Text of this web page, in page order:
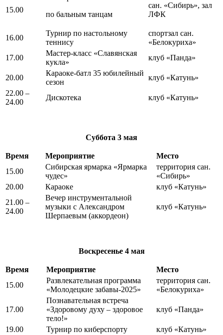
15.00
по бальным танцам
сан. «Сибирь», зал
ЛФК
16.00
Турнир по настольному
теннису
спортзал сан.
«Белокуриха»
17.00
Мастер-класс «Славянская
кукла»
клуб «Панда»
20.00
Караоке-батл 35 юбилейный
сезон
клуб «Катунь»
22.00 –
24.00
Дискотека клуб «Катунь»
Суббота 3 мая
Время Мероприятие
Место
15.00
Сибирская ярмарка «Ярмарка
чудес»
территория сан.
«Сибирь»
20.00
Караоке
клуб «Катунь»
21.00 –
24.00
Вечер инструментальной
музыки с Александром
Шерпаевым (аккордеон)
клуб «Катунь»
Воскресенье 4 мая
Время Мероприятие
Место
15.00
Развлекательная программа
«Молодецкие забавы-2025»
территория сан.
«Белокуриха»
17.00
Познавательная встреча
«Здоровому духу – здоровое
тело!»
клуб «Панда»
19.00 Турнир по киберспорту
клуб «Катунь»